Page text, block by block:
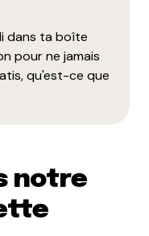
dans ta boîte
pour ne jamais
qu'est-ce que
notre